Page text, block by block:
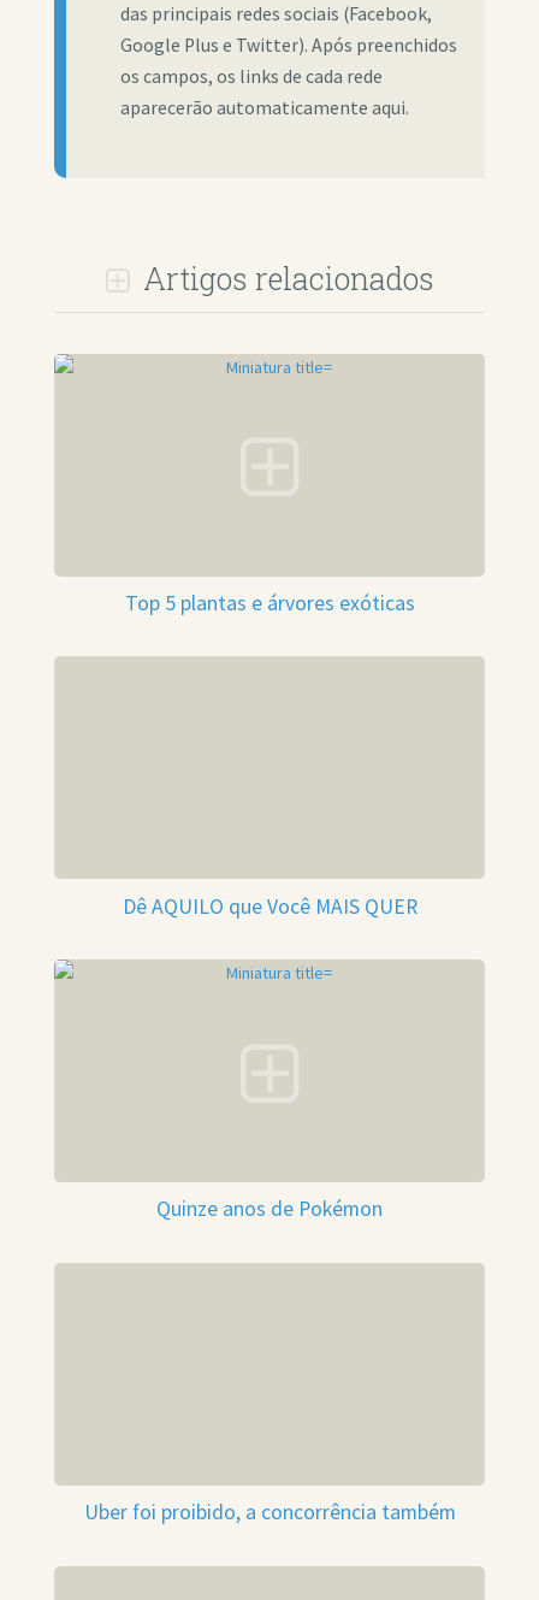
das principais redes sociais (Facebook,
Google Plus e Twitter). Após preenchidos
os campos, os links de cada rede
aparecerão automaticamente aqui.
Artigos relacionados
Top 5 plantas e árvores exóticas
Dê AQUILO que Você MAIS QUER
Quinze anos de Pokémon
Uber foi proibido, a concorrência também